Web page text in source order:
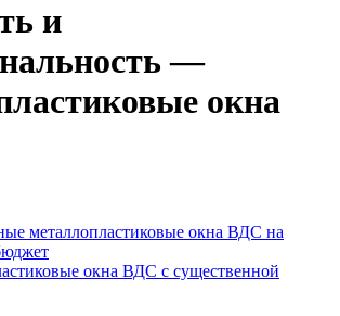
и
—
окна
металлопластиковые окна ВДС на
окна ВДС с существенной